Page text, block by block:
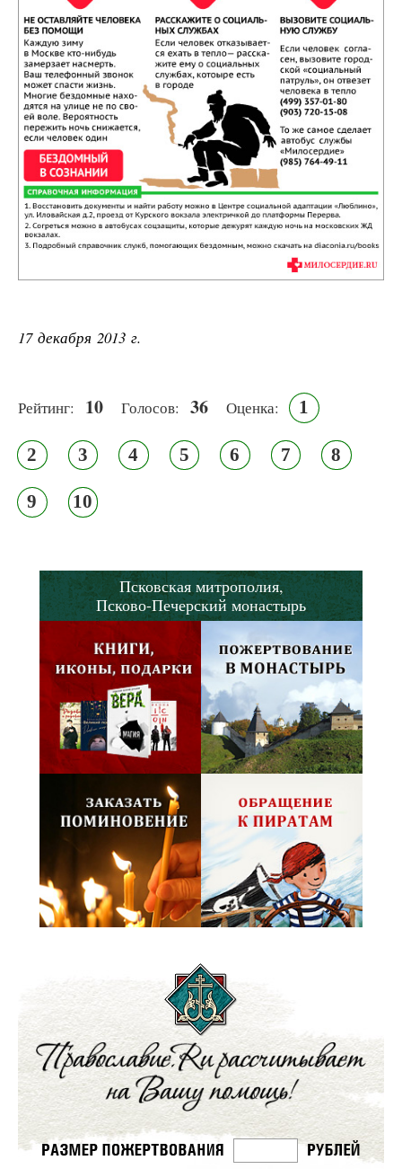
17 декабря 2013 г.
Рейтинг: 10 Голосов: 36 Оценка: 1
2 3 4 5 6 7 8
9 10
Псковская митрополия,
Псково-Печерский монастырь